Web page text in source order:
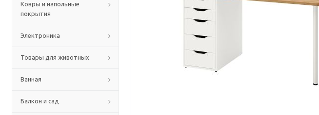
Ковры и напольные
покрытия
Электроника
Товары для животных
Ванная
Балкон и сад